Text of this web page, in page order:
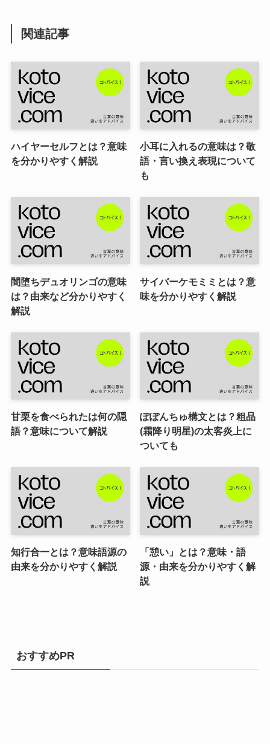
関連記事
ハイヤーセルフとは？意味
を分かりやすく解説
小耳に入れるの意味は？敬
語・言い換え表現について
も
闇堕ちデュオリンゴの意味
は？由来など分かりやすく
解説
サイバーケモミミとは？意
味を分かりやすく解説
甘栗を食べられたは何の隠
語？意味について解説
ぽぽんちゅ構文とは？粗品
(霜降り明星)の太客炎上に
ついても
知行合一とは？意味語源の
由来を分かりやすく解説
「憩い」とは？意味・語
源・由来を分かりやすく解
説
おすすめPR